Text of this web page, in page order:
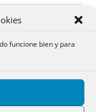
funcione bien y para